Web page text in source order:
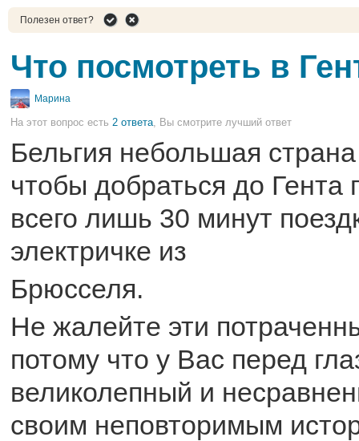
Полезен ответ?
Что посмотреть в
Марина
На этот вопрос есть 2 ответа , Вы смотрите лучший ответ
Бельгия небольшая
чтобы добраться до Гента
всего лишь 30 минут
электричке из
Брюсселя.
Не жалейте эти
потому что у Вас перед
великолепный и
своим неповторимым